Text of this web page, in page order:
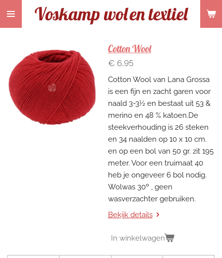
Ga
hoofdinhoud
Voskamp wolen textiel
Cotton Wool
€ 6,95
Cotton Wool van Lana Grossa
is een fijn en zacht garen voor
naald 3-3½ en bestaat uit 53 &
merino en 48 % katoen.De
steekverhouding is 26 steken
en 34 naalden op 10 x 10 cm.
en op een bol van 50 gr. zit 195
meter. Voor een truimaat 40
heb je ongeveer 6 bol nodig.
Wolwas 30º , geen
wasverzachter gebruiken.
Bekijk details
In winkelwagen